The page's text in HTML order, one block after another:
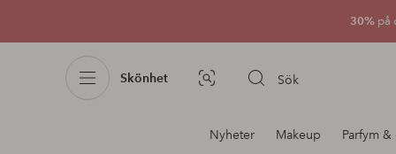
30% på
Skönhet Bildsök Sök
Nyheter Makeup Parfym